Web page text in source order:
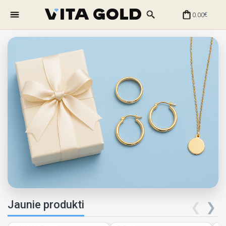
0.00€
Jaunie produkti ❮ ❯